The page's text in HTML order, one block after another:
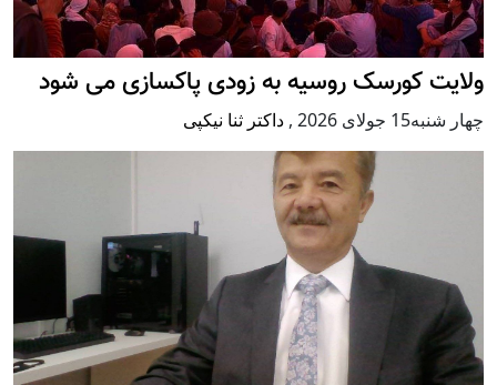
ولایت کورسک روسیه به زودی پاکسازی می شود
چهار شنبه15 جولای 2026 , داکتر ثنا نیکپی